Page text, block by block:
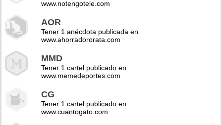
www.notengotele.com
AOR
Tener 1 anécdota publicada en
www.ahorradororata.com
MMD
Tener 1 cartel publicado en
www.memedeportes.com
CG
Tener 1 cartel publicado en
www.cuantogato.com